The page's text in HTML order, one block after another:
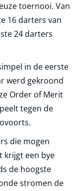
toernooi. Van
16 darters van
24 darters
in de eerste
werd gekroond
Order of Merit
tegen de
die mogen
krijgt een bye
de hoogste
stromen de